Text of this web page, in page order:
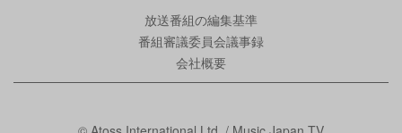
放送番組の編集基準
番組審議委員会議事録
会社概要